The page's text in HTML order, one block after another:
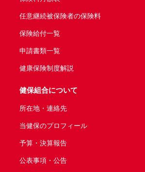
任意継続被保険者の保険料
保険給付一覧
申請書類一覧
健康保険制度解説
健保組合について
所在地・連絡先
当健保のプロフィール
予算・決算報告
公表事項・公告